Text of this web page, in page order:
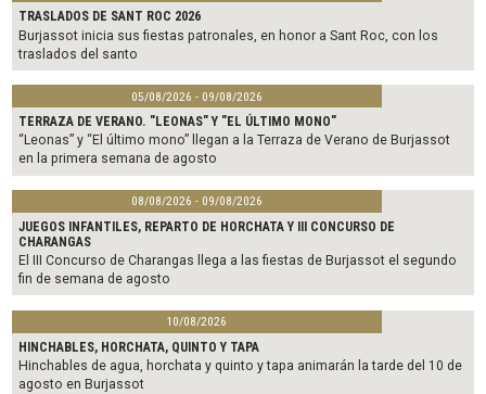
TRASLADOS DE SANT ROC 2026
Burjassot inicia sus fiestas patronales, en honor a Sant Roc, con los
traslados del santo
05/08/2026 - 09/08/2026
TERRAZA DE VERANO. "LEONAS" Y "EL ÚLTIMO MONO"
“Leonas” y “El último mono” llegan a la Terraza de Verano de Burjassot
en la primera semana de agosto
08/08/2026 - 09/08/2026
JUEGOS INFANTILES, REPARTO DE HORCHATA Y III CONCURSO DE
CHARANGAS
El III Concurso de Charangas llega a las fiestas de Burjassot el segundo
fin de semana de agosto
10/08/2026
HINCHABLES, HORCHATA, QUINTO Y TAPA
Hinchables de agua, horchata y quinto y tapa animarán la tarde del 10 de
agosto en Burjassot